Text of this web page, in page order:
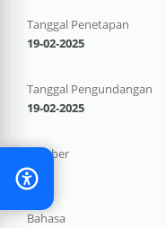
Tanggal Penetapan
19-02-2025
Tanggal Pengundangan
19-02-2025
Sumber
-
Bahasa